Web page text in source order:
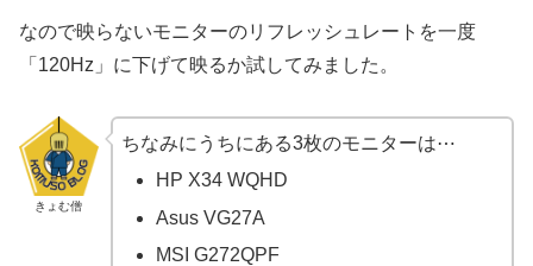
なので映らないモニターのリフレッシュレートを一度
「120Hz」に下げて映るか試してみました。
きょむ僧
ちなみにうちにある3枚のモニターは⋯
HP X34 WQHD
Asus VG27A
MSI G272QPF